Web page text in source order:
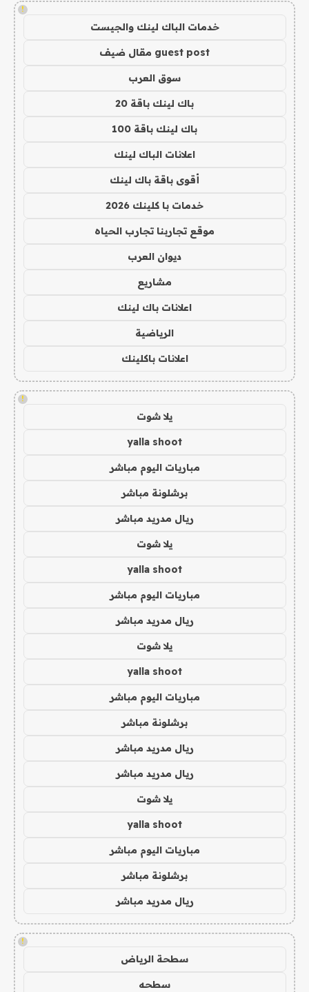
!
خدمات الباك لينك والجيست
guest post مقال ضيف
سوق العرب
باك لينك باقة 20
باك لينك باقة 100
اعلانات الباك لينك
أقوى باقة باك لينك
خدمات با كلينك 2026
موقع تجاربنا تجارب الحياه
ديوان العرب
مشاريع
اعلانات باك لينك
الرياضية
اعلانات باكلينك
!
يلا شوت
yalla shoot
مباريات اليوم مباشر
برشلونة مباشر
ريال مدريد مباشر
يلا شوت
yalla shoot
مباريات اليوم مباشر
ريال مدريد مباشر
يلا شوت
yalla shoot
مباريات اليوم مباشر
برشلونة مباشر
ريال مدريد مباشر
ريال مدريد مباشر
يلا شوت
yalla shoot
مباريات اليوم مباشر
برشلونة مباشر
ريال مدريد مباشر
!
سطحة الرياض
سطحه